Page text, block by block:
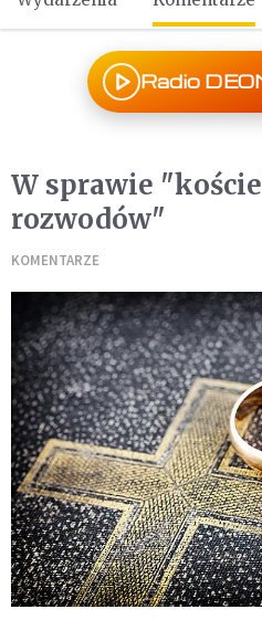
Radio
W sprawie
rozwodów"
KOMENTARZE